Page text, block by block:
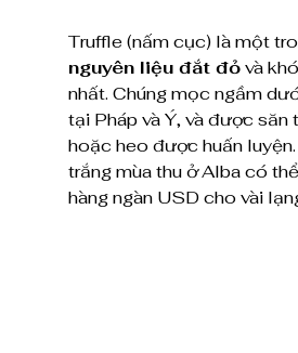
Truffle (nấm cục) là một
nguyên liệu đắt đỏ và
nhất. Chúng mọc ngầm
tại Pháp và Ý, và được săn
hoặc heo được huấn
trắng mùa thu ở Alba có
hàng ngàn USD cho vài